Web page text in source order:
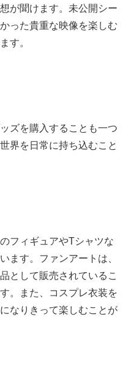
が聞けます。未公開シー
った貴重な映像を楽しむ
す。
ズを購入することも一つ
界を日常に持ち込むこと
フィギュアやTシャツな
ます。ファンアートは、
として販売されているこ
。また、コスプレ衣装を
なりきって楽しむことが